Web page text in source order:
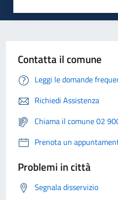
Contatta il comune
Leggi le domande
Richiedi Assistenza
Chiama il comune 02
Prenota un
Problemi in città
Segnala disservizio